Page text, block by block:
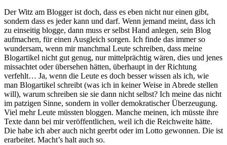
Der Witz am Blogger ist doch, dass es eben nicht nur einen gibt,
sondern dass es jeder kann und darf. Wenn jemand meint, dass ich
zu einseitig blogge, dann muss er selbst Hand anlegen, sein Blog
aufmachen, für einen Ausgleich sorgen. Ich finde das immer so
wundersam, wenn mir manchmal Leute schreiben, dass meine
Blogartikel nicht gut genug, nur mittelprächtig wären, dies und jenes
missachtet oder übersehen hätten, überhaupt in der Richtung
verfehlt… Ja, wenn die Leute es doch besser wissen als ich, wie
man Blogartikel schreibt (was ich in keiner Weise in Abrede stellen
will), warum schreiben sie sie dann nicht selbst? Ich meine das nicht
im patzigen Sinne, sondern in voller demokratischer Überzeugung.
Viel mehr Leute müssten bloggen. Manche meinen, ich müsste ihre
Texte dann bei mir veröffentlichen, weil ich die Reichweite hätte.
Die habe ich aber auch nicht geerbt oder im Lotto gewonnen. Die ist
erarbeitet. Macht’s halt auch so.